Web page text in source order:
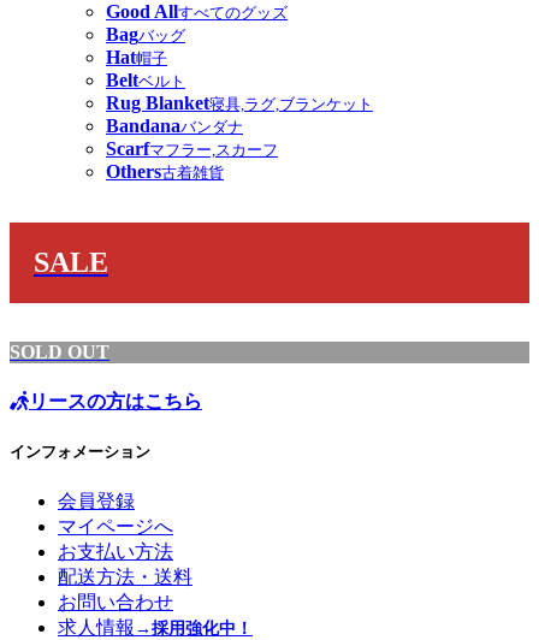
Good Allすべてのグッズ
Bagバッグ
Hat帽子
Beltベルト
Rug Blanket寝具,ラグ,ブランケット
Bandanaバンダナ
Scarfマフラー,スカーフ
Others古着雑貨
SALE
SOLD OUT
リースの方はこちら
インフォメーション
会員登録
マイページへ
お支払い方法
配送方法・送料
お問い合わせ
求人情報 →採用強化中！